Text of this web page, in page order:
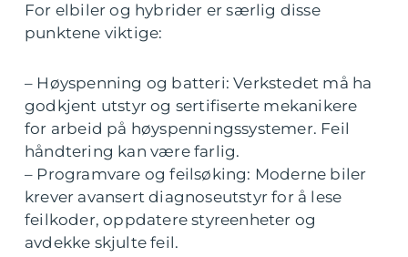
For elbiler og hybrider er særlig disse
punktene viktige:
– Høyspenning og batteri: Verkstedet må ha
godkjent utstyr og sertifiserte mekanikere
for arbeid på høyspenningssystemer. Feil
håndtering kan være farlig.
– Programvare og feilsøking: Moderne biler
krever avansert diagnoseutstyr for å lese
feilkoder, oppdatere styreenheter og
avdekke skjulte feil.